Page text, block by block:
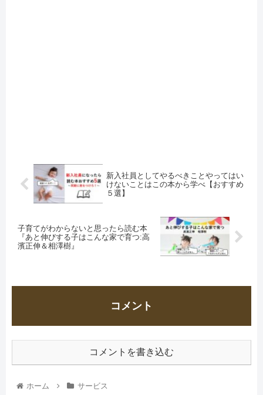
新入社員としてやるべきことやってはい
けないことはこの本から学べ【おすすめ
５選】
子育てがわからないと思ったら読む本
『あと伸びする子はこんな家で育つ:高
濱正伸＆相澤樹』
コメント
コメントを書き込む
ホーム サービス